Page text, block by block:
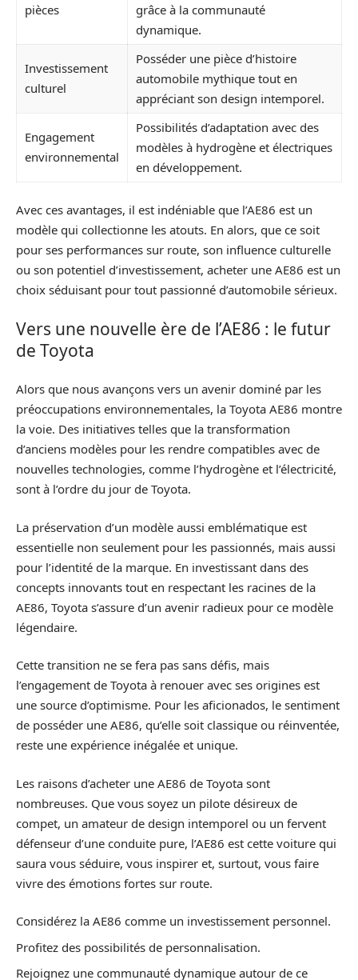
pièces
grâce à la communauté
dynamique.
Investissement
culturel
Posséder une pièce d’histoire
automobile mythique tout en
appréciant son design intemporel.
Engagement
environnemental
Possibilités d’adaptation avec des
modèles à hydrogène et électriques
en développement.
Avec ces avantages, il est indéniable que l’AE86 est un
modèle qui collectionne les atouts. En alors, que ce soit
pour ses performances sur route, son influence culturelle
ou son potentiel d’investissement, acheter une AE86 est un
choix séduisant pour tout passionné d’automobile sérieux.
Vers une nouvelle ère de l’AE86 : le futur
de Toyota
Alors que nous avançons vers un avenir dominé par les
préoccupations environnementales, la Toyota AE86 montre
la voie. Des initiatives telles que la transformation
d’anciens modèles pour les rendre compatibles avec de
nouvelles technologies, comme l’hydrogène et l’électricité,
sont à l’ordre du jour de Toyota.
La préservation d’un modèle aussi emblématique est
essentielle non seulement pour les passionnés, mais aussi
pour l’identité de la marque. En investissant dans des
concepts innovants tout en respectant les racines de la
AE86, Toyota s’assure d’un avenir radieux pour ce modèle
légendaire.
Cette transition ne se fera pas sans défis, mais
l’engagement de Toyota à renouer avec ses origines est
une source d’optimisme. Pour les aficionados, le sentiment
de posséder une AE86, qu’elle soit classique ou réinventée,
reste une expérience inégalée et unique.
Les raisons d’acheter une AE86 de Toyota sont
nombreuses. Que vous soyez un pilote désireux de
compet, un amateur de design intemporel ou un fervent
défenseur d’une conduite pure, l’AE86 est cette voiture qui
saura vous séduire, vous inspirer et, surtout, vous faire
vivre des émotions fortes sur route.
Considérez la AE86 comme un investissement personnel.
Profitez des possibilités de personnalisation.
Rejoignez une communauté dynamique autour de ce